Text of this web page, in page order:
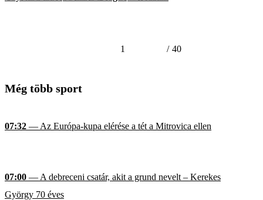
1 / 40
Még több sport
07:32 — Az Európa-kupa elérése a tét a Mitrovica ellen
07:00 — A debreceni csatár, akit a grund nevelt – Kerekes
György 70 éves